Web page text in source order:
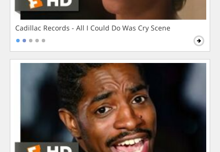
Cadillac Records - All I Could Do Was Cry Scene